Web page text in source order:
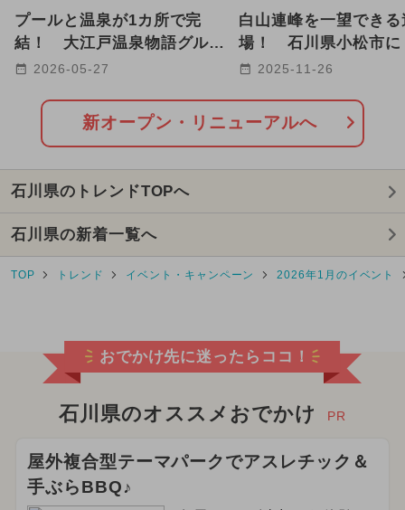
2025年5月のイベント
2025年10月のイベント
2025年9月のイベント
2025年4月のイベント
2025年7月のイベント
2024年11月のイベント
日帰り 2024年5月のイベント
2024年4月のイベント
2026年5月のイベント
2024年9月のイベント
プールと温泉が1カ所で完
結！ 大江戸温泉物語グルー
プ、全国16施設で夏季プール
2026-05-27
白山連峰を一望できる
場！ 石川県小松市に
ゅうのにわ」新オープ
2025-11-26
新オープン・リニューアルへ
石川県のトレンドTOPへ
石川県の新着一覧へ
TOP トレンド イベント・キャンペーン 2026年1月のイベント
おでかけ先に迷ったらココ！
石川県のオススメおでかけ PR
屋外複合型テーマパークでアスレチック＆
手ぶらBBQ♪